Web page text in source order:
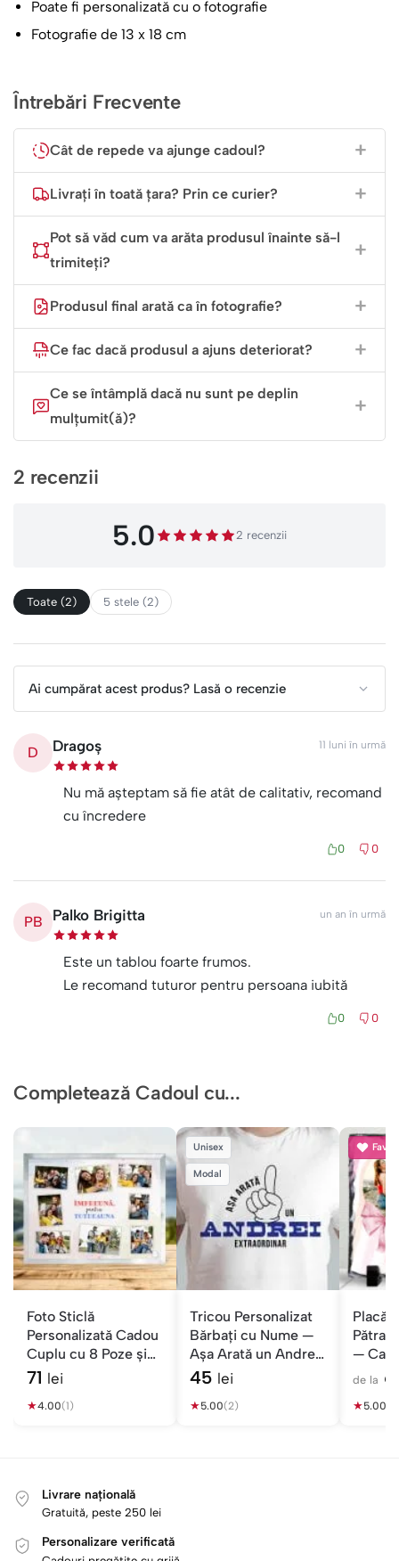
de persoanele speciale din viața ta.
Pentru cei care caută un cadou cu adevărat semnificativ,
Aceasta permite să oferi nu doar un obiect decorativ, ci
voastră preferată încadrată într-un mod atât de special.
Rama este ușor de utilizat, oferind un sistem simplu
de 13×18 cm este ideală pentru a surprinde detaliile fine
ale fiecărei fotografii, fie că este vorba de un portret de
familie, peisaje din vacanțe sau imagini artistice.
amestec perfect de estetică și emoție, un accesoriu care
mod special și mereu la îndemână.
Transformă fiecare moment într-o poveste vizuală pe
care o poți răsfoi zilnic, bucurându-te de frumusețea și
Poate fi personalizată cu o fotografie
Fotografie de 13 x 18 cm
Întrebări Frecvente
Cât de repede va ajunge cadoul?
Livrați în toată țara? Prin ce curier?
Pot să văd cum va arăta produsul înainte să-l
trimiteți?
Produsul final arată ca în fotografie?
Ce fac dacă produsul a ajuns deteriorat?
Ce se întâmplă dacă nu sunt pe deplin
mulțumit(ă)?
2 recenzii
5.0 2 recenzii
Toate (2) 5 stele (2)
Ai cumpărat acest produs? Lasă o recenzie
D Dragoș 11 luni în urmă
Nu mă așteptam să fie atât de calitativ, recomand
cu încredere
0 0
PB Palko Brigitta un an în urmă
Este un tablou foarte frumos.
Le recomand tuturor pentru persoana iubită
0 0
Completează Cadoul cu...
Foto Sticlă
Personalizată Cadou
Cuplu cu 8 Poze și
Mesaj
71 lei
★4.00(1)
Unisex
Modal
Tricou Personalizat
Bărbați cu Nume —
Așa Arată un Andrei
Extraordinar
45 lei
★5.00(2)
Placă
—
de la
★5.00
Livrare națională
Gratuită, peste 250 lei
Personalizare verificată